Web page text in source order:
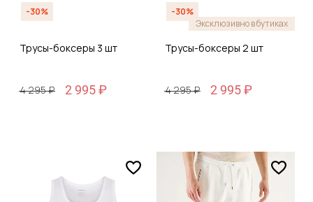
-30%
Трусы-боксеры 3 шт
4 295 ₽ 2 995 ₽
-30%
Эксклюзивно в бутиках
Трусы-боксеры 2 шт
4 295 ₽ 2 995 ₽